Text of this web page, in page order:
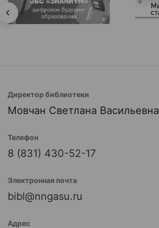
Директор библиотеки
Мовчан Светлана Васильевна
Телефон
8 (831) 430-52-17
Электронная почта
bibl@nngasu.ru
Адрес